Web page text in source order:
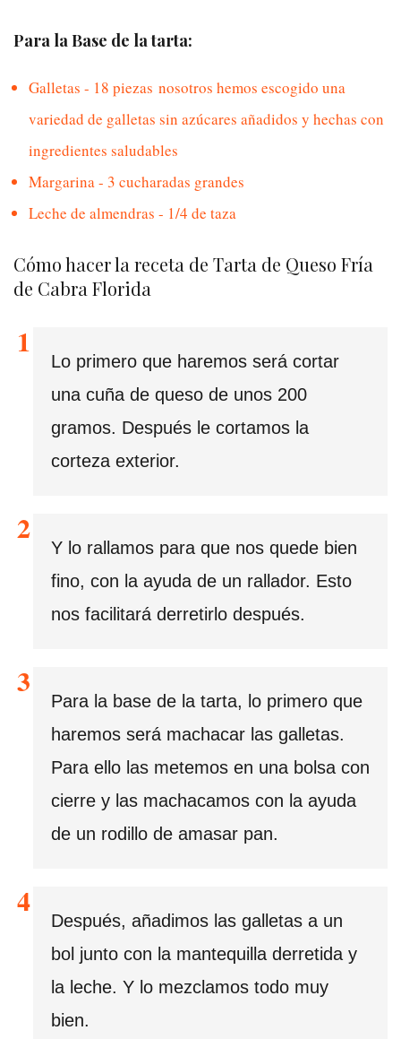
Para la Base de la tarta:
Galletas - 18 piezas nosotros hemos escogido una
variedad de galletas sin azúcares añadidos y hechas con
ingredientes saludables
Margarina - 3 cucharadas grandes
Leche de almendras - 1/4 de taza
Cómo hacer la receta de Tarta de Queso Fría
de Cabra Florida
Lo primero que haremos será cortar
una cuña de queso de unos 200
gramos. Después le cortamos la
corteza exterior.
Y lo rallamos para que nos quede bien
fino, con la ayuda de un rallador. Esto
nos facilitará derretirlo después.
Para la base de la tarta, lo primero que
haremos será machacar las galletas.
Para ello las metemos en una bolsa con
cierre y las machacamos con la ayuda
de un rodillo de amasar pan.
Después, añadimos las galletas a un
bol junto con la mantequilla derretida y
la leche. Y lo mezclamos todo muy
bien.